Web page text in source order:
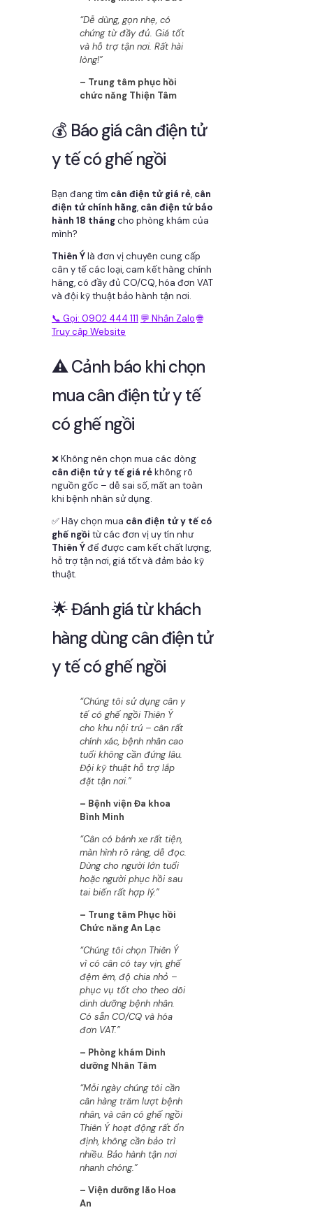
“Dễ dùng, gọn nhẹ, có
chứng từ đầy đủ. Giá tốt
và hỗ trợ tận nơi. Rất hài
lòng!”
– Trung tâm phục hồi
chức năng Thiện Tâm
💰 Báo giá cân điện tử
y tế có ghế ngồi
Bạn đang tìm cân điện tử giá rẻ, cân
điện tử chính hãng, cân điện tử bảo
hành 18 thángcho phòng khám của
mình?
Thiên Ýlà đơn vị chuyên cung cấp
cân y tế các loại, cam kết hàng chính
hãng, có đầy đủ CO/CQ, hóa đơn VAT
và đội kỹ thuật bảo hành tận nơi.
📞 Gọi: 0902 444 111 💬 Nhắn Zalo 🌐
Truy cập Website
⚠️ Cảnh báo khi chọn
mua cân điện tử y tế
có ghế ngồi
❌ Không nên chọn mua các dòng
cân điện tử y tế giá rẻkhông rõ
nguồn gốc – dễ sai số, mất an toàn
khi bệnh nhân sử dụng.
✅ Hãy chọn mua cân điện tử y tế có
ghế ngồi từ các đơn vị uy tín như
Thiên Ýđể được cam kết chất lượng,
hỗ trợ tận nơi, giá tốt và đảm bảo kỹ
thuật.
🌟 Đánh giá từ khách
hàng dùng cân điện tử
y tế có ghế ngồi
“Chúng tôi sử dụng cân y
tế có ghế ngồi Thiên Ý
cho khu nội trú – cân rất
chính xác, bệnh nhân cao
tuổi không cần đứng lâu.
Đội kỹ thuật hỗ trợ lắp
đặt tận nơi.”
– Bệnh viện Đa khoa
Bình Minh
“Cân có bánh xe rất tiện,
màn hình rõ ràng, dễ đọc.
Dùng cho người lớn tuổi
hoặc người phục hồi sau
tai biến rất hợp lý.”
– Trung tâm Phục hồi
Chức năng An Lạc
“Chúng tôi chọn Thiên Ý
vì có cân có tay vịn, ghế
đệm êm, độ chia nhỏ –
phục vụ tốt cho theo dõi
dinh dưỡng bệnh nhân.
Có sẵn CO/CQ và hóa
đơn VAT.”
– Phòng khám Dinh
dưỡng Nhân Tâm
“Mỗi ngày chúng tôi cần
cân hàng trăm lượt bệnh
nhân, và cân có ghế ngồi
Thiên Ý hoạt động rất ổn
định, không cần bảo trì
nhiều. Bảo hành tận nơi
nhanh chóng.”
– Viện dưỡng lão Hoa
An